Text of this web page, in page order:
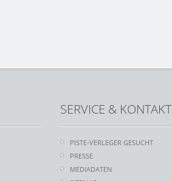
SERVICE & KONTAKT
PISTE-VERLEGER GESUCHT
PRESSE
MEDIADATEN